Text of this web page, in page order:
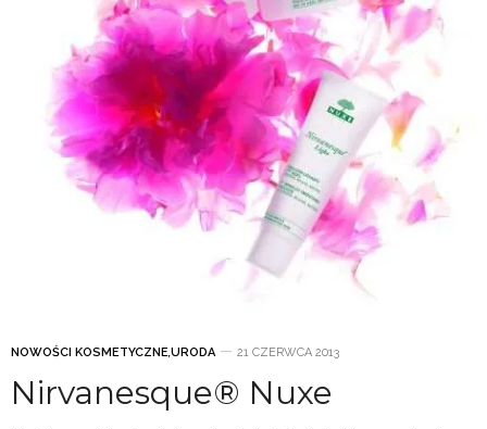
NOWOŚCI KOSMETYCZNE,URODA 21 CZERWCA 2013
Nirvanesque® Nuxe